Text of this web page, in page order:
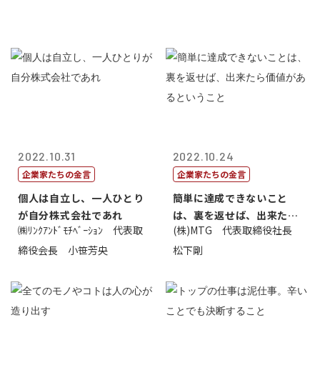
2022.10.31
企業家たちの金言
個人は自立し、一人ひとり
が自分株式会社であれ
㈱ﾘﾝｸｱﾝﾄﾞﾓﾁﾍﾞｰｼｮﾝ 代表取
締役会長 小笹芳央
2022.10.24
企業家たちの金言
簡単に達成できないこと
は、裏を返せば、出来たら
価値があるとい...
(株)MTG 代表取締役社長
松下剛